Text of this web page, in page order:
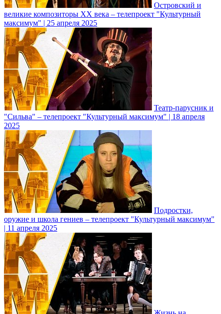
Островский и
великие композиторы XX века – телепроект "Культурный
максимум" | 25 апреля 2025
Театр-парусник и
"Сильва" – телепроект "Культурный максимум" | 18 апреля
2025
Подростки,
оружие и школа гениев – телепроект "Культурный максимум"
| 11 апреля 2025